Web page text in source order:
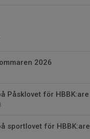
2026
Påsklovet för HBBK:are
sportlovet för HBBK:are